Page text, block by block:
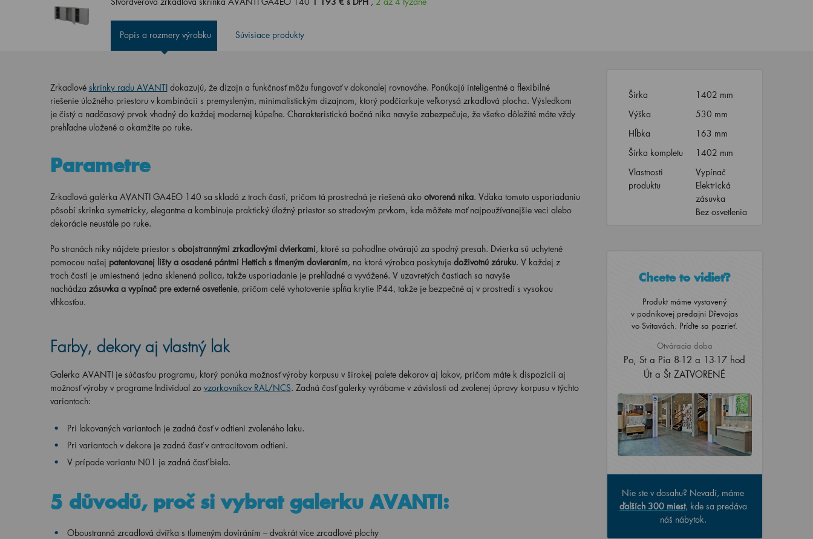
Popis a rozmery výrobku Súvisiace produkty
Zrkadlové skrinky radu AVANTI dokazujú, že dizajn a funkčnosť môžu fungovať v dokonalej rovnováhe. Ponúkajú inteligentné a flexibilné
riešenie úložného priestoru v kombinácii s premysleným, minimalistickým dizajnom, ktorý podčiarkuje veľkorysá zrkadlová plocha. Výsledkom
je čistý a nadčasový prvok vhodný do každej modernej kúpeľne. Charakteristická bočná nika navyše zabezpečuje, že všetko dôležité máte vždy
prehľadne uložené a okamžite po ruke.
Parametre
Zrkadlová galérka AVANTI GA4EO 140 sa skladá z troch častí, pričom tá prostredná je riešená ako otvorená nika. Vďaka tomuto usporiadaniu
pôsobí skrinka symetricky, elegantne a kombinuje praktický úložný priestor so stredovým prvkom, kde môžete mať najpoužívanejšie veci alebo
dekorácie neustále po ruke.
Po stranách niky nájdete priestor s obojstrannými zrkadlovými dvierkami, ktoré sa pohodlne otvárajú za spodný presah. Dvierka sú uchytené
pomocou našej patentovanej lišty a osadené pántmi Hettich s tlmeným dovieraním, na ktoré výrobca poskytuje doživotnú záruku. V každej z
troch častí je umiestnená jedna sklenená polica, takže usporiadanie je prehľadné a vyvážené. V uzavretých častiach sa navyše
nachádza zásuvka a vypínač pre externé osvetlenie, pričom celé vyhotovenie spĺňa krytie IP44, takže je bezpečné aj v prostredí s vysokou
vlhkosťou.
Farby, dekory aj vlastný lak
Galerka AVANTI je súčasťou programu, ktorý ponúka možnosť výroby korpusu v širokej palete dekorov aj lakov, pričom máte k dispozícii aj
možnosť výroby v programe Individual zo vzorkovníkov RAL/NCS. Zadná časť galerky vyrábame v závislosti od zvolenej úpravy korpusu v týchto
variantoch:
Pri lakovaných variantoch je zadná časť v odtieni zvoleného laku.
Pri variantoch v dekore je zadná časť v antracitovom odtieni.
V prípade variantu N01 je zadná časť biela.
5 důvodů, proč si vybrat galerku AVANTI:
Oboustranná zrcadlová dvířka s tlumeným dovíráním – dvakrát více zrcadlové plochy
Šírka
1402 mm
Výška
530 mm
Hĺbka
163 mm
Šírka kompletu
1402 mm
Vlastnosti
produktu
Vypínač
Elektrická
zásuvka
Bez osvetlenia
Chcete to vidieť?
Produkt máme vystavený
v podnikovej predajni Dřevojas
vo Svitavách. Príďte sa pozrieť.
Otváracia doba
Po, St a Pia 8-12 a 13-17 hod
Út a Št ZATVORENÉ
Nie ste v dosahu? Nevadí, máme
ďalších 300 miest, kde sa predáva
náš nábytok.